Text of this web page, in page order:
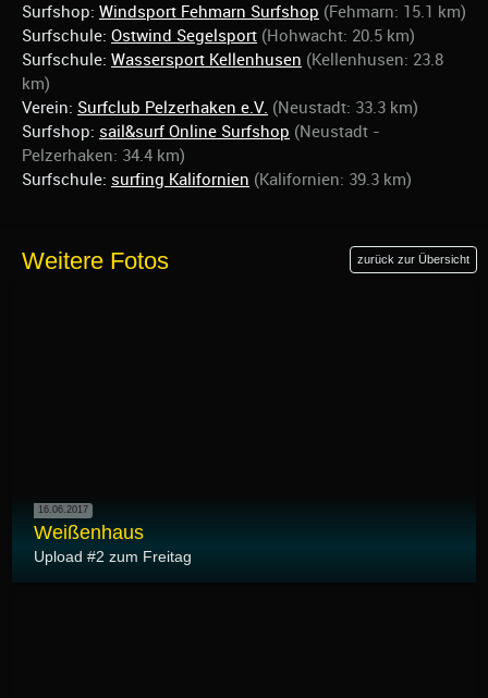
Surfshop: Windsport Fehmarn Surfshop (Fehmarn: 15.1 km)
Surfschule: Ostwind Segelsport (Hohwacht: 20.5 km)
Surfschule: Wassersport Kellenhusen (Kellenhusen: 23.8
km)
Verein: Surfclub Pelzerhaken e.V. (Neustadt: 33.3 km)
Surfshop: sail&surf Online Surfshop (Neustadt -
Pelzerhaken: 34.4 km)
Surfschule: surfing Kalifornien (Kalifornien: 39.3 km)
Weitere Fotos zurück zur Übersicht
16.06.2017
Weißenhaus
Upload #2 zum Freitag